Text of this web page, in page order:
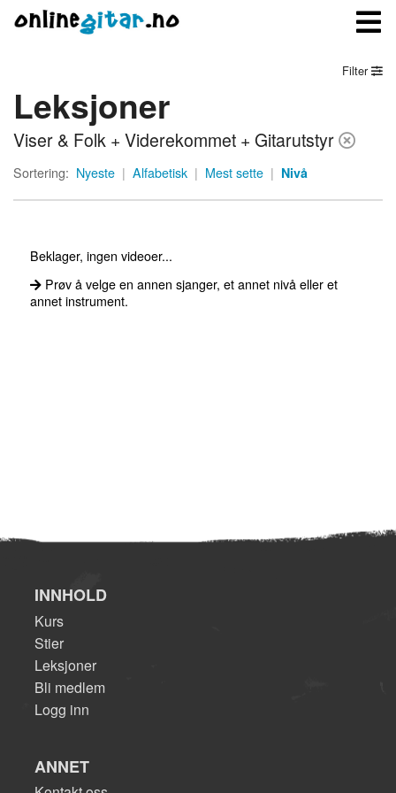
Meny
Logg inn
Filter
Leksjoner
Viser & Folk + Viderekommet + Gitarutstyr
Sortering: Nyeste | Alfabetisk | Mest sette | Nivå
Beklager, ingen videoer...
Prøv å velge en annen sjanger, et annet nivå eller et
annet instrument.
INNHOLD
Kurs
Stier
Leksjoner
Bli medlem
Logg inn
ANNET